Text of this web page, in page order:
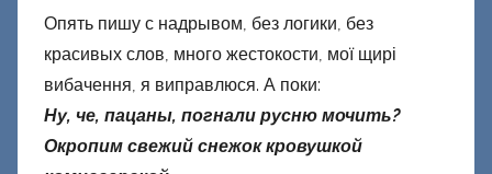
Опять пишу с надрывом, без логики, без
красивых слов, много жестокости, мої щирі
вибачення, я виправлюся. А поки:
Ну, че, пацаны, погнали русню мочить?
Окропим свежий снежок кровушкой